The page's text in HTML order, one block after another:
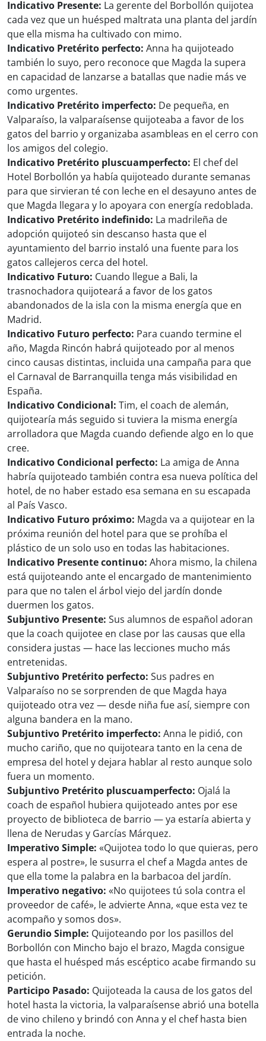
Indicativo Presente: La gerente del Borbollón quijotea
cada vez que un huésped maltrata una planta del jardín
que ella misma ha cultivado con mimo.
Indicativo Pretérito perfecto: Anna ha quijoteado
también lo suyo, pero reconoce que Magda la supera
en capacidad de lanzarse a batallas que nadie más ve
como urgentes.
Indicativo Pretérito imperfecto: De pequeña, en
Valparaíso, la valparaísense quijoteaba a favor de los
gatos del barrio y organizaba asambleas en el cerro con
los amigos del colegio.
Indicativo Pretérito pluscuamperfecto: El chef del
Hotel Borbollón ya había quijoteado durante semanas
para que sirvieran té con leche en el desayuno antes de
que Magda llegara y lo apoyara con energía redoblada.
Indicativo Pretérito indefinido: La madrileña de
adopción quijoteó sin descanso hasta que el
ayuntamiento del barrio instaló una fuente para los
gatos callejeros cerca del hotel.
Indicativo Futuro: Cuando llegue a Bali, la
trasnochadora quijoteará a favor de los gatos
abandonados de la isla con la misma energía que en
Madrid.
Indicativo Futuro perfecto: Para cuando termine el
año, Magda Rincón habrá quijoteado por al menos
cinco causas distintas, incluida una campaña para que
el Carnaval de Barranquilla tenga más visibilidad en
España.
Indicativo Condicional: Tim, el coach de alemán,
quijotearía más seguido si tuviera la misma energía
arrolladora que Magda cuando defiende algo en lo que
cree.
Indicativo Condicional perfecto: La amiga de Anna
habría quijoteado también contra esa nueva política del
hotel, de no haber estado esa semana en su escapada
al País Vasco.
Indicativo Futuro próximo: Magda va a quijotear en la
próxima reunión del hotel para que se prohíba el
plástico de un solo uso en todas las habitaciones.
Indicativo Presente continuo: Ahora mismo, la chilena
está quijoteando ante el encargado de mantenimiento
para que no talen el árbol viejo del jardín donde
duermen los gatos.
Subjuntivo Presente: Sus alumnos de español adoran
que la coach quijotee en clase por las causas que ella
considera justas — hace las lecciones mucho más
entretenidas.
Subjuntivo Pretérito perfecto: Sus padres en
Valparaíso no se sorprenden de que Magda haya
quijoteado otra vez — desde niña fue así, siempre con
alguna bandera en la mano.
Subjuntivo Pretérito imperfecto: Anna le pidió, con
mucho cariño, que no quijoteara tanto en la cena de
empresa del hotel y dejara hablar al resto aunque solo
fuera un momento.
Subjuntivo Pretérito pluscuamperfecto: Ojalá la
coach de español hubiera quijoteado antes por ese
proyecto de biblioteca de barrio — ya estaría abierta y
llena de Nerudas y Garcías Márquez.
Imperativo Simple: «Quijotea todo lo que quieras, pero
espera al postre», le susurra el chef a Magda antes de
que ella tome la palabra en la barbacoa del jardín.
Imperativo negativo: «No quijotees tú sola contra el
proveedor de café», le advierte Anna, «que esta vez te
acompaño y somos dos».
Gerundio Simple: Quijoteando por los pasillos del
Borbollón con Mincho bajo el brazo, Magda consigue
que hasta el huésped más escéptico acabe firmando su
petición.
Participo Pasado: Quijoteada la causa de los gatos del
hotel hasta la victoria, la valparaísense abrió una botella
de vino chileno y brindó con Anna y el chef hasta bien
entrada la noche.